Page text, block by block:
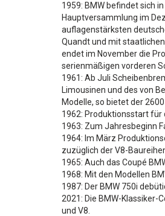
1959: BMW befindet sich
Hauptversammlung im
auflagenstärksten
Quandt und mit
endet im November die
serienmäßigen vorderen
1961: Ab Juli
Limousinen und des von
Modelle, so bietet der
1962: Produktionsstart für
1963: Zum Jahresbeginn
1964: Im März
zuzüglich der V8-
1965: Auch das Coupé
1968: Mit den Modellen
1987: Der BMW 750i
2021: Die BMW-Klassiker-
und V8.